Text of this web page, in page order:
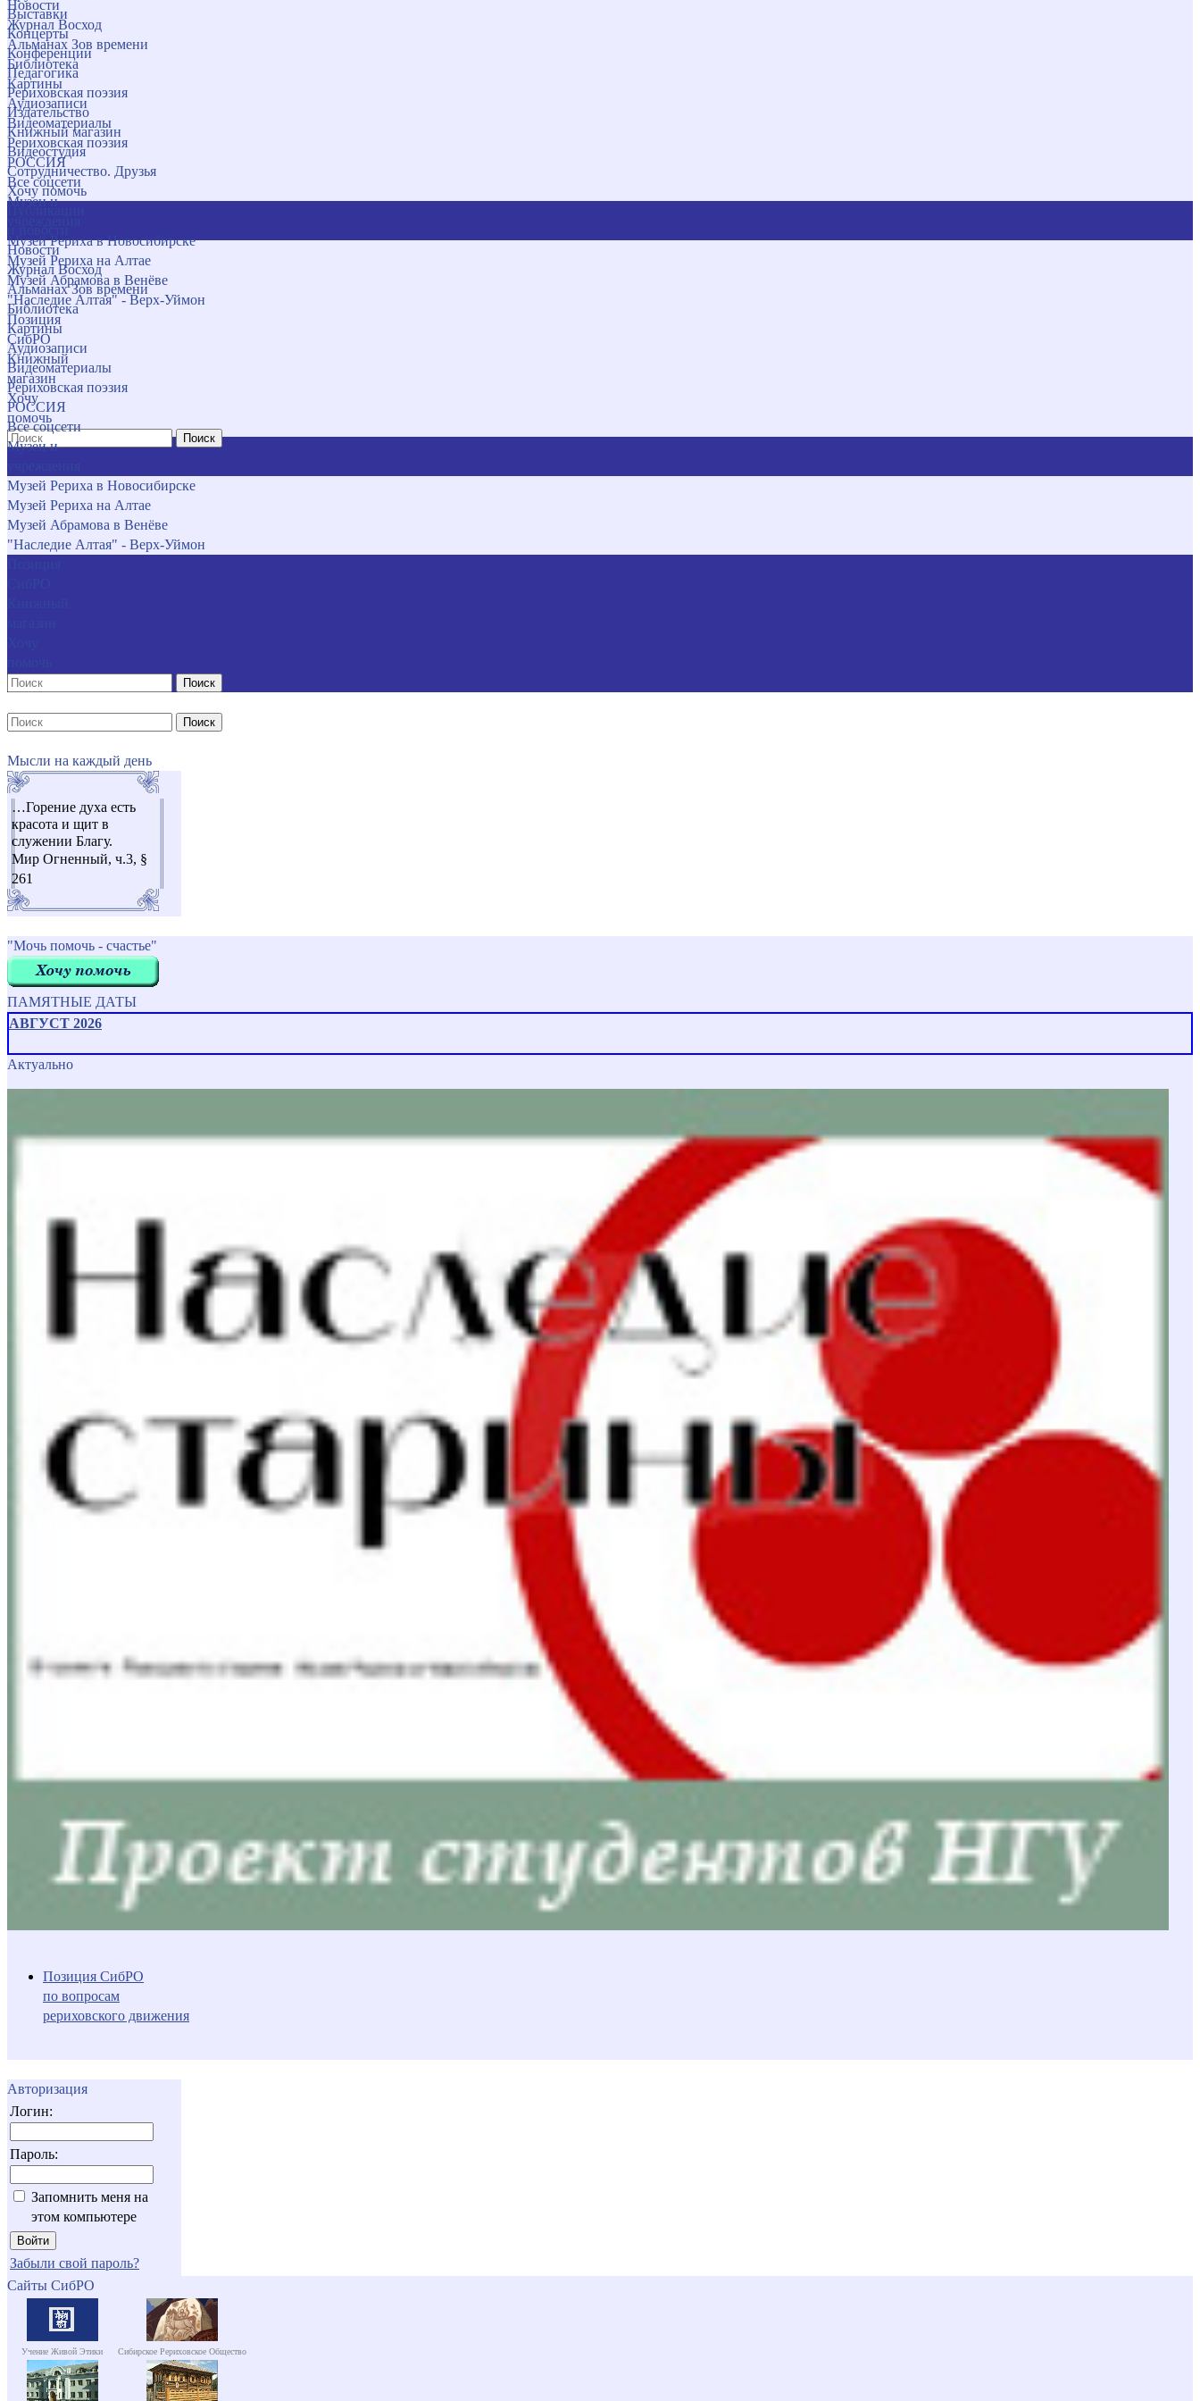
Новости
Журнал Восход
Альманах Зов времени
Библиотека
Картины
Аудиозаписи
Видеоматериалы
Рериховская поэзия
РОССИЯ
Все соцсети
Музеи и
Музей Рериха в Новосибирске
Музей Рериха на Алтае
Музей Абрамова в Венёве
"Наследие Алтая" - Верх-Уймон
Позиция
СибРО
Книжный
магазин
Хочу
помочь
Поиск
Выставки
Концерты
Конференции
Педагогика
Рериховская поэзия
Издательство
Книжный магазин
Видеостудия
Сотрудничество. Друзья
Хочу помочь
Новости
Журнал Восход
Альманах Зов времени
Библиотека
Картины
Аудиозаписи
Видеоматериалы
Рериховская поэзия
РОССИЯ
Все соцсети
Музеи и
Музей Рериха в Новосибирске
Музей Рериха на Алтае
Музей Абрамова в Венёве
"Наследие Алтая" - Верх-Уймон
Поиск
Поиск
Мысли на каждый день
…Горение духа есть
красота и щит в
служении Благу.
Мир Огненный, ч.3, §
261
"Мочь помочь - счастье"
ПАМЯТНЫЕ ДАТЫ
АВГУСТ 2026
Актуально
Позиция СибРО
по вопросам
рериховского движения
Авторизация
Логин:
Пароль:
Запомнить меня на
этом компьютере
Забыли свой пароль?
Сайты СибРО
Учение Живой Этики Сибирское Рериховское Общество